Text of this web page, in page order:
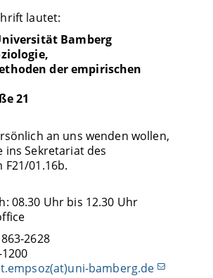
lautet:
Bamberg
der empirischen
21
an uns wenden wollen,
ins Sekretariat des
F21/01.16b.
08.30 Uhr bis 12.30 Uhr
2628
bamberg.de